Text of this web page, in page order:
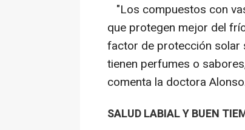
"Los compuestos con
que protegen mejor del
factor de protección solar
tienen perfumes o
comenta la doctora
SALUD LABIAL Y BUEN